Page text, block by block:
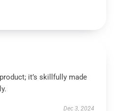
it’s skillfully made
Dec 3, 2024